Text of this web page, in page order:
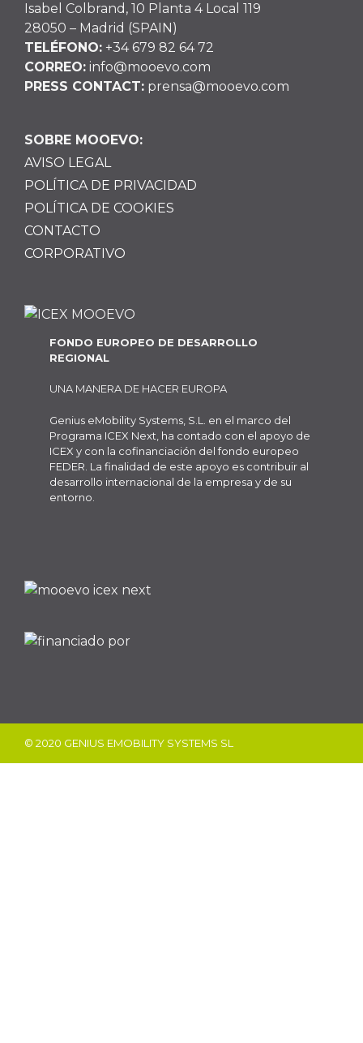
Isabel Colbrand, 10 Planta 4 Local 119
28050 – Madrid (SPAIN)
TELÉFONO: +34 679 82 64 72
CORREO: info@mooevo.com
PRESS CONTACT: prensa@mooevo.com
SOBRE MOOEVO:
AVISO LEGAL
POLÍTICA DE PRIVACIDAD
POLÍTICA DE COOKIES
CONTACTO
CORPORATIVO
FONDO EUROPEO DE DESARROLLO
REGIONAL
UNA MANERA DE HACER EUROPA
Genius eMobility Systems, S.L. en el marco del
Programa ICEX Next, ha contado con el apoyo de
ICEX y con la cofinanciación del fondo europeo
FEDER. La finalidad de este apoyo es contribuir al
desarrollo internacional de la empresa y de su
entorno.
© 2020 GENIUS EMOBILITY SYSTEMS SL